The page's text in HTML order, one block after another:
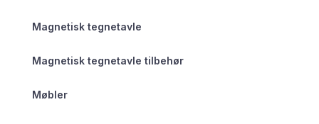
Magnetisk tegnetavle
Magnetisk tegnetavle tilbehør
Møbler